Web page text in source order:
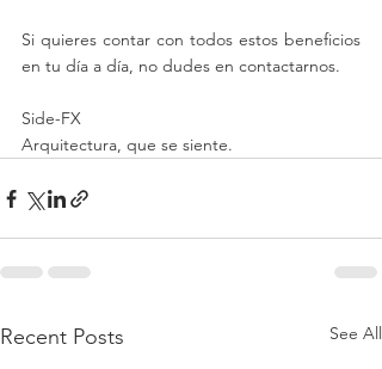
Si quieres contar con todos estos beneficios
en tu día a día, no dudes en contactarnos.
Side-FX
Arquitectura, que se siente.
Recent Posts See All